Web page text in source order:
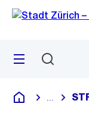
Sprunglink
Menü
Deutsch
Blende